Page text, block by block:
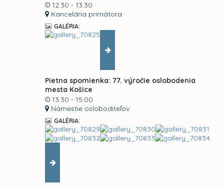
12:30 - 13:30
Kancelária primátora
GALÉRIA:
Pietna spomienka: 77. výročie oslobodenia
mesta Košice
13:30 - 15:00
Námestie osloboditeľov
GALÉRIA: